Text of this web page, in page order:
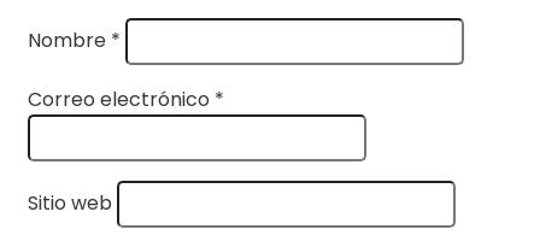
Nombre *
Correo electrónico *
Sitio web